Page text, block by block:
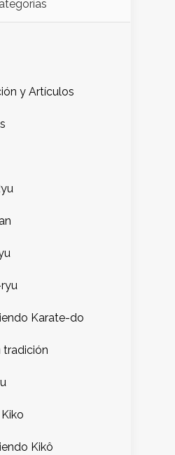
y Artículos
Karate-do
tradición
Kikô